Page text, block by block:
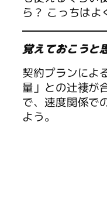
ら？ こっちはよ
覚えておこうと
契約プランによ
量」との辻褄が
で、速度関係で
よう。